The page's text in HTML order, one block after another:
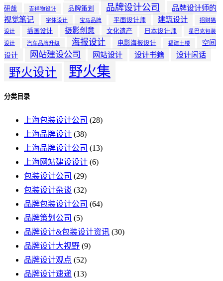
研哉 吉祥物设计 品牌策划 品牌设计公司
品牌设计师的
视觉笔记
字体设计 宝马品牌 平面设计师 建筑设计
招财猫
设计
插画设计 摄影创意 文化遗产 日本设计师 星巴克包装
设计 汽车品牌升级 海报设计 电影海报设计 福建土楼
空间
设计
网站建设公司 网站设计 设计书籍 设计闲话
野火设计 野火集
分类目录
上海包装设计公司 (28)
上海品牌设计 (38)
上海品牌设计公司 (13)
上海网站建设设计 (6)
包装设计公司 (29)
包装设计杂谈 (32)
品牌包装设计公司 (64)
品牌策划公司 (5)
品牌设计&包装设计资讯 (30)
品牌设计大视野 (9)
品牌设计观点 (52)
品牌设计速递 (13)